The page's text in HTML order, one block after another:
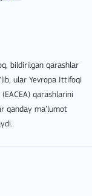
bildirilgan qarashlar
ular Yevropa Ittifoqi
qarashlarini
qanday ma’lumot